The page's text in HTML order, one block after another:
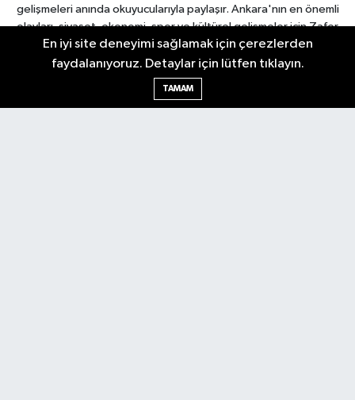
gelişmeleri anında okuyucularıyla paylaşır. Ankara'nın en önemli
olayları, siyaset, ekonomi, spor ve kültürel gelişmeler için Zafer
Gazetesi'ni takip edin. Başkentin güvendiği haber kaynağı.
En iyi site deneyimi sağlamak için çerezlerden
faydalanıyoruz. Detaylar için lütfen tıklayın.
TAMAM